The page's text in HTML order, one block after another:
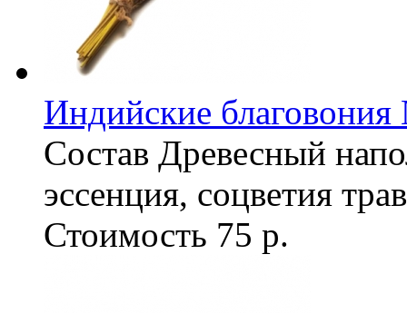
Индийские
Состав Древесный
эссенция, соцветия
Стоимость 75 р.